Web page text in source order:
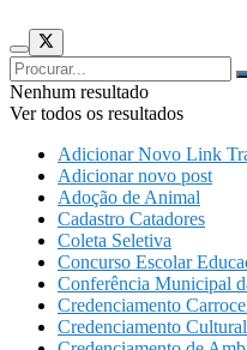
Nenhum resultado
Ver todos os resultados
Adicionar Novo Link
Adicionar novo post
Adoção de Animal
Cadastro Catadores
Coleta Seletiva
Concurso Escolar
Conferência Municipal
Credenciamento
Credenciamento Cultural